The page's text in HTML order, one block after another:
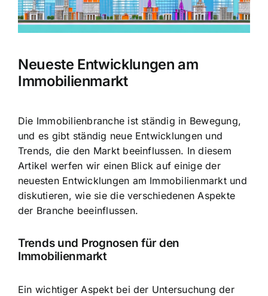
Neueste Entwicklungen am
Immobilienmarkt
Die Immobilienbranche ist ständig in Bewegung,
und es gibt ständig neue Entwicklungen und
Trends, die den Markt beeinflussen. In diesem
Artikel werfen wir einen Blick auf einige der
neuesten Entwicklungen am Immobilienmarkt und
diskutieren, wie sie die verschiedenen Aspekte
der Branche beeinflussen.
Trends und Prognosen für den
Immobilienmarkt
Ein wichtiger Aspekt bei der Untersuchung der